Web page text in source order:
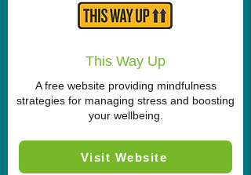
This Way Up
A free website providing mindfulness
strategies for managing stress and boosting
your wellbeing.
Visit Website